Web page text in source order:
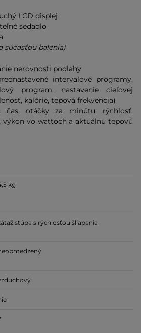
LCD displej
sedadlo
súčasťou balenia)
nerovnosti podlahy
intervalové programy,
program, nastavenie cieľovej
kalórie, tepová frekvencia)
čas, otáčky za minútu, rýchlosť,
výkon vo wattoch a aktuálnu tepovú
kg
stúpa s rýchlosťou šliapania